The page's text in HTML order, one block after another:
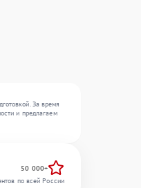
За время
и предлагаем
50 000+
по всей России